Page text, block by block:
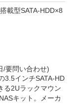
載型SATA-HDD×8
/要問い合わせ)
インチSATA-HD
る2Uラックマウン
キット。メーカ